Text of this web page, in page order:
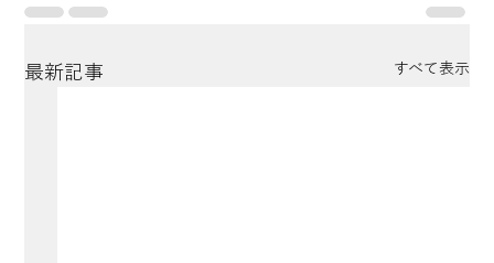
最新記事 すべて表示